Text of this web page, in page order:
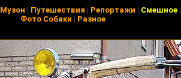
Музон | Путешествия | Репортажи | Смешное|
Фото Собаки | Разное